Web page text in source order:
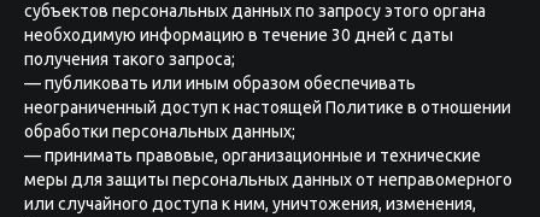
субъектов персональных данных по запросу этого органа
необходимую информацию в течение 30 дней с даты
получения такого запроса;
— публиковать или иным образом обеспечивать
неограниченный доступ к настоящей Политике в отношении
обработки персональных данных;
— принимать правовые, организационные и технические
меры для защиты персональных данных от неправомерного
или случайного доступа к ним, уничтожения, изменения,